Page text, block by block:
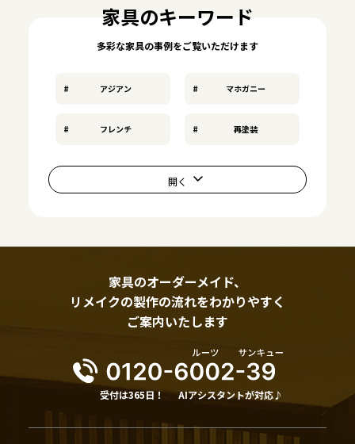
家具のキーワード
多彩な家具の事例をご覧いただけます
アジアン マホガニー
フレンチ 再塗装
家具のオーダーメイド、
リメイクの製作の流れをわかりやすく
ご案内いたします
受付は365日！ AIアシスタントが対応♪